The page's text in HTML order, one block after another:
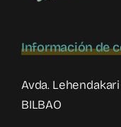
Información de
Avda. Lehendakari
BILBAO